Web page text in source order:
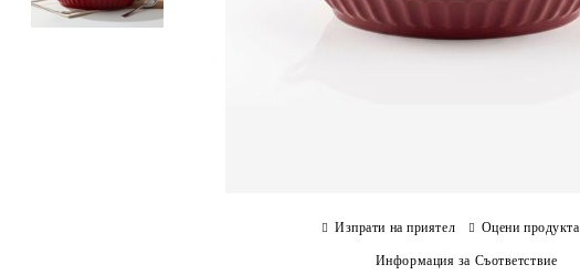
Изпрати на приятел Оцени продукта
Информация за Съответствие